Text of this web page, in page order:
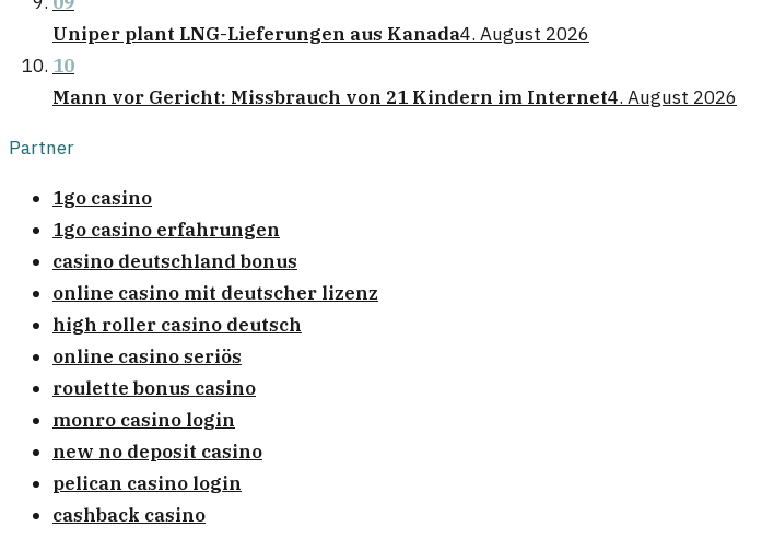
Uniper plant LNG-Lieferungen aus Kanada4. August 2026
10
Mann vor Gericht: Missbrauch von 21 Kindern im Internet4. August 2026
Partner
1go casino
1go casino erfahrungen
casino deutschland bonus
online casino mit deutscher lizenz
high roller casino deutsch
online casino seriös
roulette bonus casino
monro casino login
new no deposit casino
pelican casino login
cashback casino